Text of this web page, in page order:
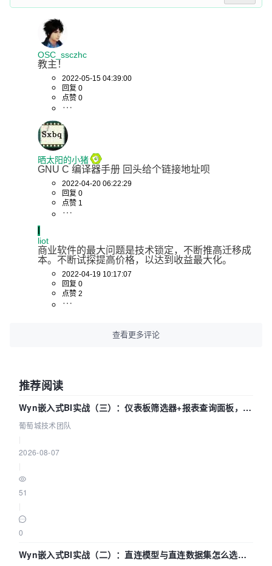
OSC_ssczhc
教主！
2022-05-15 04:39:00
回复 0
点赞 0
晒太阳的小猪
GNU C 编译器手册 回头给个链接地址呗
2022-04-20 06:22:29
回复 0
点赞 1
liot
商业软件的最大问题是技术锁定，不断推高迁移成
本。不断试探提高价格，以达到收益最大化。
2022-04-19 10:17:07
回复 0
点赞 2
查看更多评论
推荐阅读
Wyn嵌入式BI实战（三）：仪表板筛选器+报表查询面板，参
数联动全闭环
葡萄城技术团队
2026-08-07
51
0
Wyn嵌入式BI实战（二）：直连模型与直连数据集怎么选，